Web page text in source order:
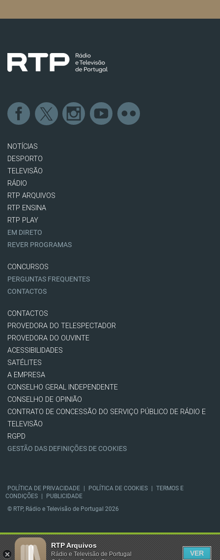
NOTÍCIAS
DESPORTO
TELEVISÃO
RÁDIO
RTP ARQUIVOS
RTP ENSINA
RTP PLAY
EM DIRETO
REVER PROGRAMAS
CONCURSOS
PERGUNTAS FREQUENTES
CONTACTOS
CONTACTOS
PROVEDORA DO TELESPECTADOR
PROVEDORA DO OUVINTE
ACESSIBILIDADES
SATÉLITES
A EMPRESA
CONSELHO GERAL INDEPENDENTE
CONSELHO DE OPINIÃO
CONTRATO DE CONCESSÃO DO SERVIÇO PÚBLICO DE RÁDIO E
TELEVISÃO
RGPD
GESTÃO DAS DEFINIÇÕES DE COOKIES
POLÍTICA DE PRIVACIDADE POLÍTICA DE COOKIES
TERMOS E
CONDIÇÕES
PUBLICIDADE
© RTP, Rádio e Televisão de Portugal 2026
RTP Arquivos
Rádio e Televisão de Portugal
VER